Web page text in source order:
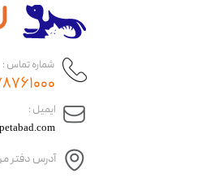
​ایمیل :
آدرس دفتر
شماره تماس :
۰۲۱-